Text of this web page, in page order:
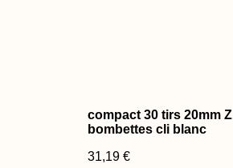
compact 30 tirs 20mm Z
bombettes cli blanc
31,19 €